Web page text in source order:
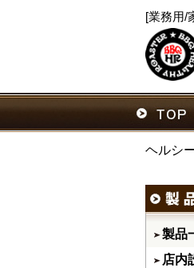
[業務用/
ヘルシ
製品
店内